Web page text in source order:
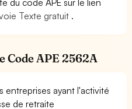
Texte gratuit .
Code APE 2562A
entreprises ayant l'activité
de retraite